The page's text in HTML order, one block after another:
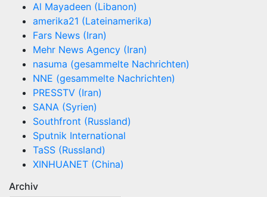
Al Mayadeen (Libanon)
amerika21 (Lateinamerika)
Fars News (Iran)
Mehr News Agency (Iran)
nasuma (gesammelte Nachrichten)
NNE (gesammelte Nachrichten)
PRESSTV (Iran)
SANA (Syrien)
Southfront (Russland)
Sputnik International
TaSS (Russland)
XINHUANET (China)
Archiv